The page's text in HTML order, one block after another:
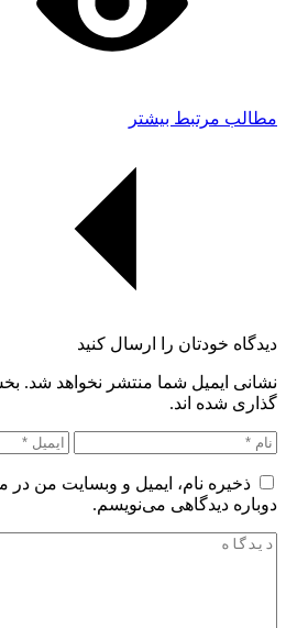
مطالب مرتبط بیشتر
دیدگاه خودتان را ارسال کنید
نشانی ایمیل شما منتشر نخواهد شد.
گذاری شده اند.
ذخیره نام، ایمیل و وبسایت من در
دوباره دیدگاهی می‌نویسم.